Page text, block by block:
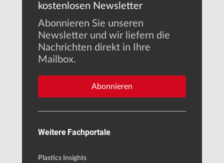
kostenlosen Newsletter
Abonnieren Sie unseren
Newsletter und wir liefern die
Nachrichten direkt in Ihre
Mailbox.
Abonnieren
Weitere Fachportale
Plastics Insights